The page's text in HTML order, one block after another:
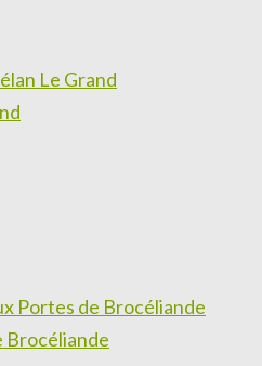
Le Grand
Portes de Brocéliande
Brocéliande